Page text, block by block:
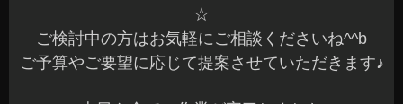
☆
ご検討中の方はお気軽にご相談くださいね^^b
ご予算やご要望に応じて提案させていただきます♪